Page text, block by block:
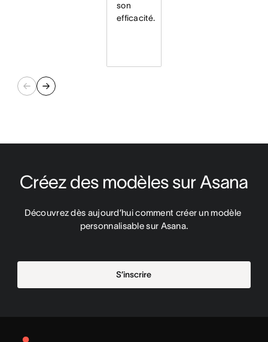
son
efficacité.
Créez des modèles sur Asana
Découvrez dès aujourd’hui comment créer un modèle
personnalisable sur Asana.
S’inscrire